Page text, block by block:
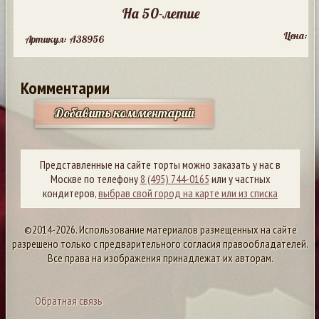
На 50-летие
Артикул: A38956 Цена:
Комментарии
Добавить комментарий
Представленные на сайте торты можно заказать у нас в
Москве по телефону8 (495) 744-0165 или у частных
кондитеров,выбрав свой город на карте или из списка
©2014-2026. Использование материалов размещенных на сайте
разрешено только с предварительного согласия правообладателей.
Все права на изображения принадлежат их авторам.
Обратная связь